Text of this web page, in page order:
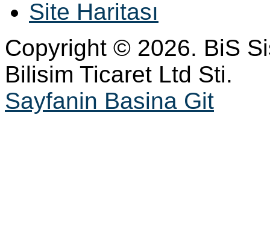
Site Haritası
Copyright © 2026. BiS
Bilisim Ticaret Ltd Sti.
Sayfanin Basina Git